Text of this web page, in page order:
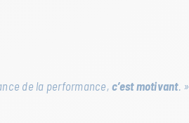
de la performance, c’estmotivant. »